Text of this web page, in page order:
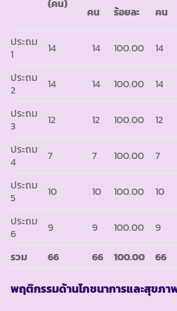
(คน)
คน ร้อยละ คน
ประถม
1
14 14 100.00 14
ประถม
2
14 14 100.00 14
ประถม
3
12 12 100.00 12
ประถม
4
7 7 100.00 7
ประถม
5
10 10 100.00 10
ประถม
6
9 9 100.00 9
รวม
66 66 100.00 66
พฤติกรรมด้านโภชนาการและสุขภา